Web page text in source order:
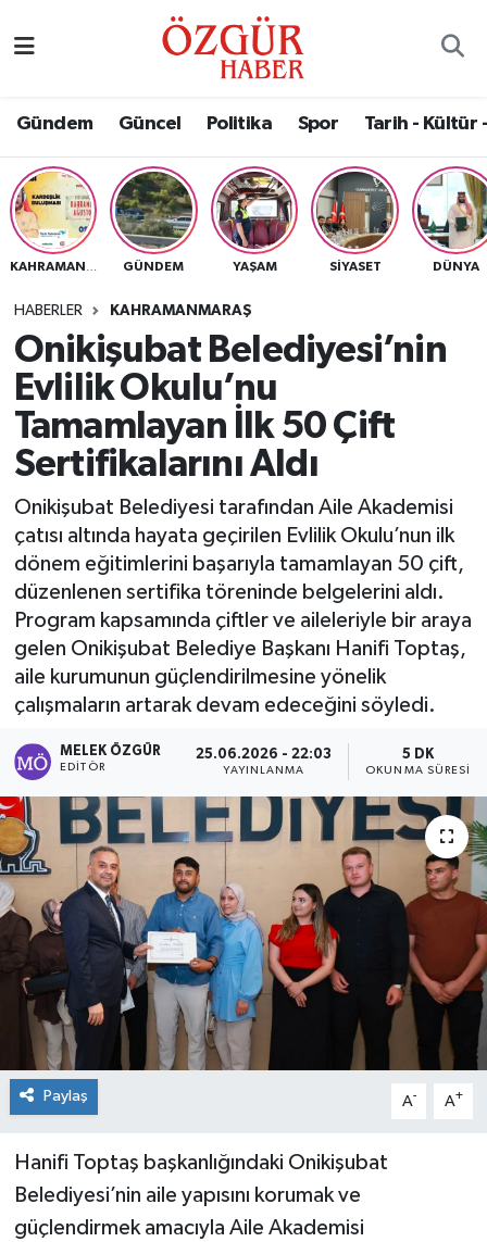
Gündem Güncel Politika Spor Tarih - Kültür
GÜNDEM YAŞAM SIYASET DÜNYA
HABERLER KAHRAMANMARAŞ
Onikişubat Belediyesi’nin
Evlilik Okulu’nu
Tamamlayan İlk 50 Çift
Sertifikalarını Aldı
Onikişubat Belediyesi tarafından Aile Akademisi
çatısı altında hayata geçirilen Evlilik Okulu’nun ilk
dönem eğitimlerini başarıyla tamamlayan 50 çift,
düzenlenen sertifika töreninde belgelerini aldı.
Program kapsamında çiftler ve aileleriyle bir araya
gelen Onikişubat Belediye Başkanı Hanifi Toptaş,
aile kurumunun güçlendirilmesine yönelik
çalışmaların artarak devam edeceğini söyledi.
MELEK ÖZGÜR
EDITÖR
25.06.2026 - 22:03
YAYINLANMA
5 DK
OKUNMA SÜRESI
Paylaş A- A+
Hanifi Toptaş başkanlığındaki Onikişubat
Belediyesi’nin aile yapısını korumak ve
güçlendirmek amacıyla Aile Akademisi
Eğitim
Ekonomi
Güncel
Gündem
Magazin
Politika
Sağlık
Spor
Tarih - Kültür - Sanat - Turizm
Nöbetçi Eczaneler
Namaz Vakitleri
Trafik Durumu
Süper Lig Puan Durumu ve Fikstür
Tüm Manşetler
Son Dakika Haberleri
Haber Arşivi